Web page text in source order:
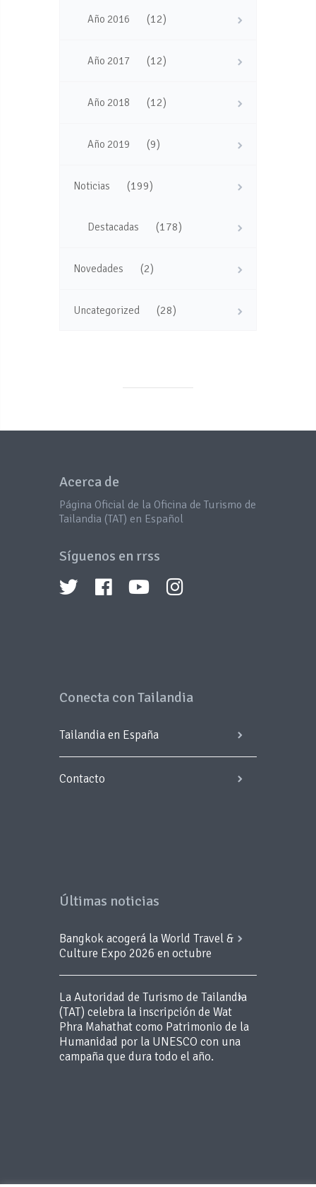
Año 2016 (12)
Año 2017 (12)
Año 2018 (12)
Año 2019 (9)
Noticias (199)
Destacadas (178)
Novedades (2)
Uncategorized (28)
Acerca de
Página Oficial de la Oficina de Turismo de
Tailandia (TAT) en Español
Síguenos en rrss
Conecta con Tailandia
Tailandia en España
Contacto
Últimas noticias
Bangkok acogerá la World Travel &
Culture Expo 2026 en octubre
La Autoridad de Turismo de Tailandia
(TAT) celebra la inscripción de Wat
Phra Mahathat como Patrimonio de la
Humanidad por la UNESCO con una
campaña que dura todo el año.